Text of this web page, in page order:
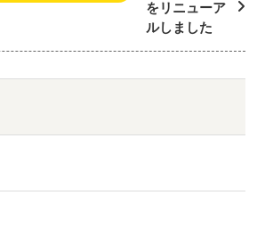
をリニューア
ルしました